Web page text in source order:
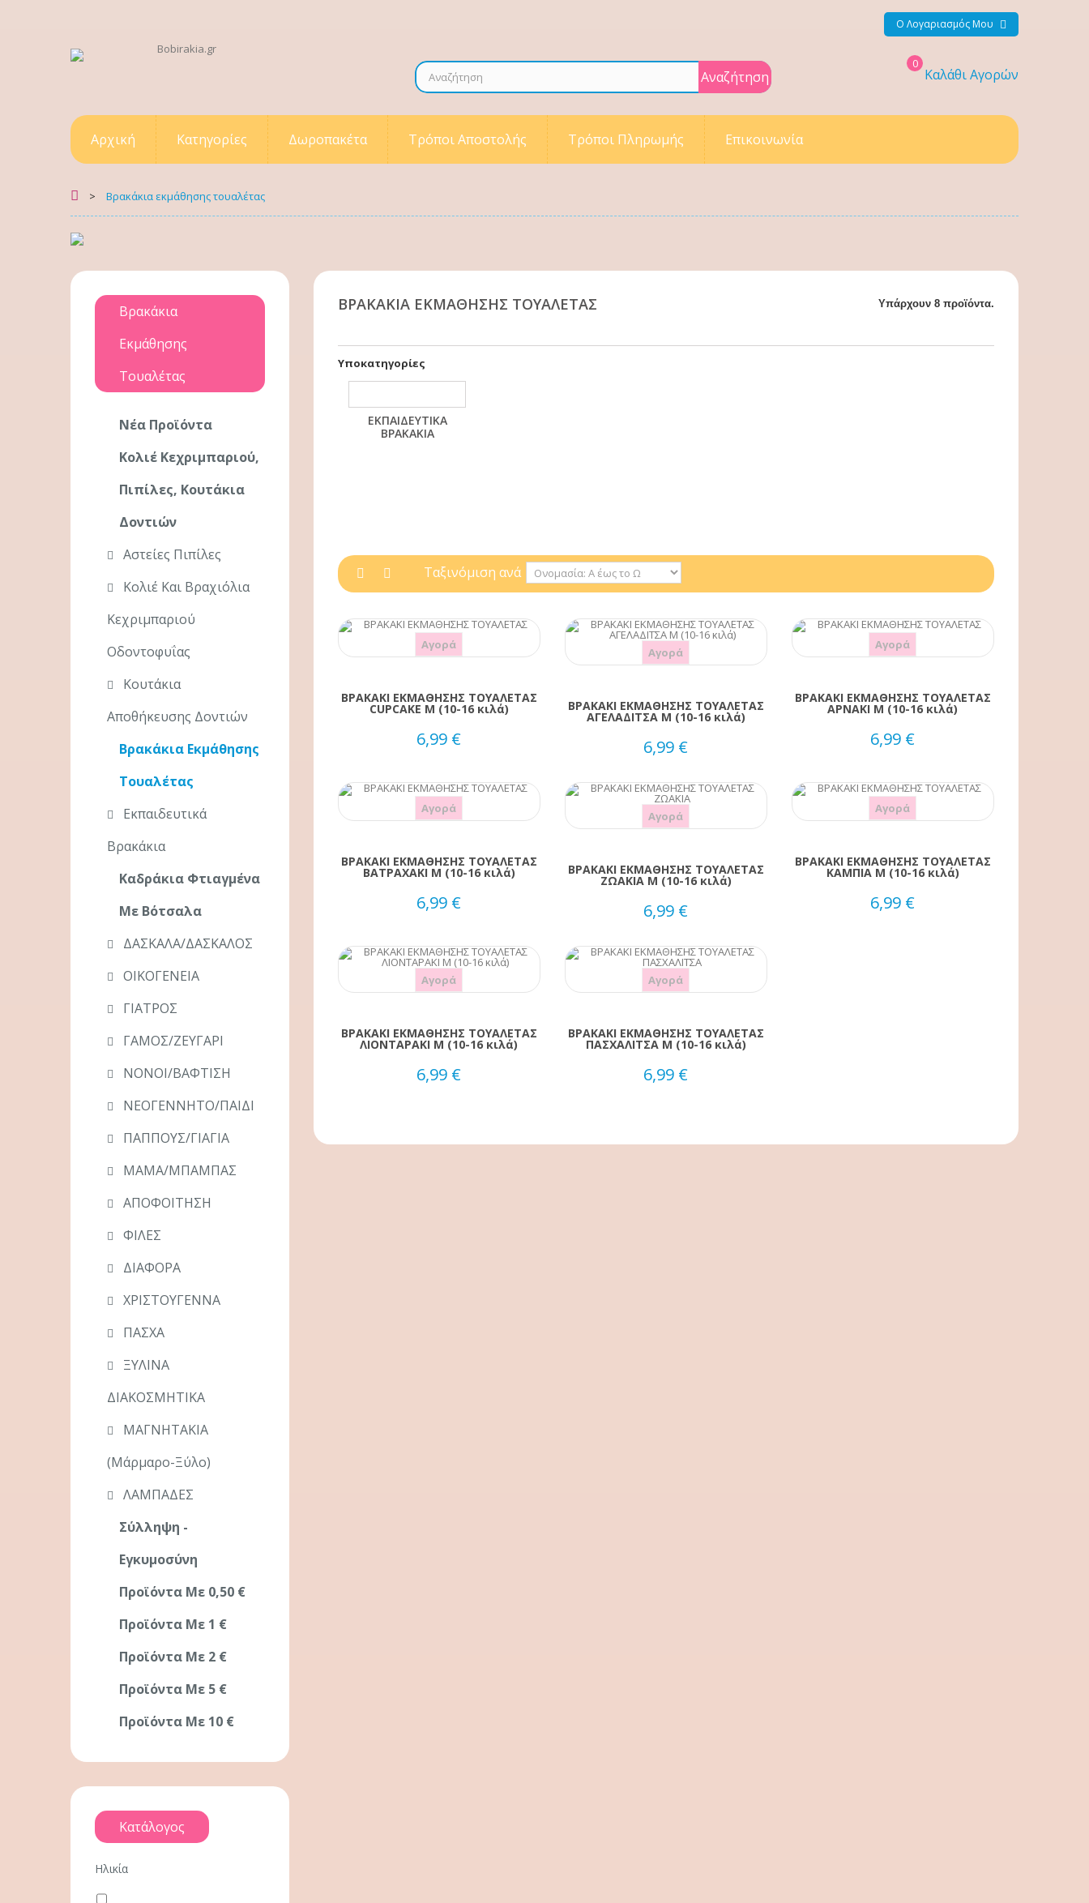
Ο Λογαριασμός Μου
Αναζήτηση Καλάθι Αγορών
0
Αρχική Κατηγορίες Δωροπακέτα Τρόποι Αποστολής Τρόποι Πληρωμής Επικοινωνία
> Βρακάκια εκμάθησης τουαλέτας
Βρακάκια
Εκμάθησης
Τουαλέτας
Νέα Προϊόντα
Κολιέ Κεχριμπαριού,
Πιπίλες, Κουτάκια
Δοντιών
Αστείες Πιπίλες
Κολιέ Και Βραχιόλια
Κεχριμπαριού
Οδοντοφυΐας
Κουτάκια
Αποθήκευσης Δοντιών
Βρακάκια Εκμάθησης
Τουαλέτας
Εκπαιδευτικά
Βρακάκια
Καδράκια Φτιαγμένα
Με Βότσαλα
ΔΑΣΚΑΛΑ/ΔΑΣΚΑΛΟΣ
ΟΙΚΟΓΕΝΕΙΑ
ΓΙΑΤΡΟΣ
ΓΑΜΟΣ/ΖΕΥΓΑΡΙ
ΝΟΝΟΙ/ΒΑΦΤΙΣΗ
ΝΕΟΓΕΝΝΗΤΟ/ΠΑΙΔΙ
ΠΑΠΠΟΥΣ/ΓΙΑΓΙΑ
ΜΑΜΑ/ΜΠΑΜΠΑΣ
ΑΠΟΦΟΙΤΗΣΗ
ΦΙΛΕΣ
ΔΙΑΦΟΡΑ
ΧΡΙΣΤΟΥΓΕΝΝΑ
ΠΑΣΧΑ
ΞΥΛΙΝΑ
ΔΙΑΚΟΣΜΗΤΙΚΑ
ΜΑΓΝΗΤΑΚΙΑ
(μάρμαρο-Ξύλο)
ΛΑΜΠΑΔΕΣ
Σύλληψη -
Εγκυμοσύνη
Προϊόντα Με 0,50 €
Προϊόντα Με 1 €
Προϊόντα Με 2 €
Προϊόντα Με 5 €
Προϊόντα Με 10 €
Κατάλογος
Ηλικία
ΒΡΑΚΆΚΙΑ ΕΚΜΆΘΗΣΗΣ ΤΟΥΑΛΈΤΑΣ Υπάρχουν 8 προϊόντα.
Υποκατηγορίες
ΕΚΠΑΙΔΕΥΤΙΚΆ
ΒΡΑΚΆΚΙΑ
Ταξινόμιση ανά
Αγορά
ΒΡΑΚΑΚΙ ΕΚΜΑΘΗΣΗΣ ΤΟΥΑΛΕΤΑΣ
CUPCAKE M (10-16 κιλά)
6,99 €
Αγορά
ΒΡΑΚΑΚΙ ΕΚΜΑΘΗΣΗΣ ΤΟΥΑΛΕΤΑΣ
ΑΓΕΛΑΔΙΤΣΑ M (10-16 κιλά)
6,99 €
Αγορά
ΒΡΑΚΑΚΙ ΕΚΜΑΘΗΣΗΣ ΤΟΥΑΛΕΤΑΣ
ΑΡΝΑΚΙ M (10-16 κιλά)
6,99 €
Αγορά
ΒΡΑΚΑΚΙ ΕΚΜΑΘΗΣΗΣ ΤΟΥΑΛΕΤΑΣ
ΒΑΤΡΑΧΑΚΙ Μ (10-16 κιλά)
6,99 €
Αγορά
ΒΡΑΚΑΚΙ ΕΚΜΑΘΗΣΗΣ ΤΟΥΑΛΕΤΑΣ
ΖΩΑΚΙΑ M (10-16 κιλά)
6,99 €
Αγορά
ΒΡΑΚΑΚΙ ΕΚΜΑΘΗΣΗΣ ΤΟΥΑΛΕΤΑΣ
ΚΑΜΠΙΑ Μ (10-16 κιλά)
6,99 €
Αγορά
ΒΡΑΚΑΚΙ ΕΚΜΑΘΗΣΗΣ ΤΟΥΑΛΕΤΑΣ
ΛΙΟΝΤΑΡΑΚΙ M (10-16 κιλά)
6,99 €
Αγορά
ΒΡΑΚΑΚΙ ΕΚΜΑΘΗΣΗΣ ΤΟΥΑΛΕΤΑΣ
ΠΑΣΧΑΛΙΤΣΑ Μ (10-16 κιλά)
6,99 €